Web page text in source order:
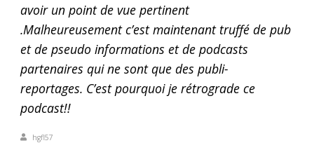
avoir un point de vue pertinent
.Malheureusement c’est maintenant truffé de pub
et de pseudo informations et de podcasts
partenaires qui ne sont que des publi-
reportages. C’est pourquoi je rétrograde ce
podcast!!
hgfl57